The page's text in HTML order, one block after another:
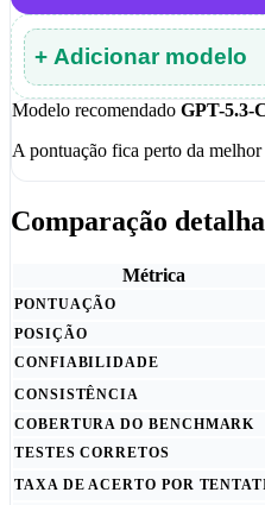
+ Adicionar modelo
Modelo recomendado GPT-5.3-
A pontuação fica perto da
Comparação
Métrica
PONTUAÇÃO
POSIÇÃO
CONFIABILIDADE
CONSISTÊNCIA
COBERTURA DO BENCHMARK
TESTES CORRETOS
TAXA DE ACERTO POR